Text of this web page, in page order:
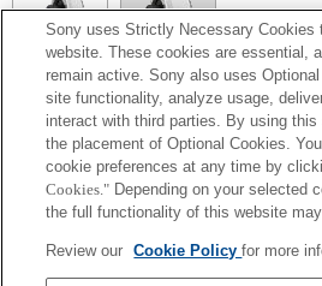
SEL14TC
[镜头补偿：失真] 设置将设定为“自动”
当自动对焦模式设置为除 AF-C 以外的模式
动量很大时，有时在完成对焦后曝光不正确
AEL，即可获得正确的曝光。
Exif 鏡頭名的焦距和最大光圈會以放大倍數
Sony uses Strictly Necessary Cookies
website. These cookies are essential,
remain active. Sony also uses
site functionality, analyze usage,
interact with third parties. By using
the placement of Optional Cookies.
cookie preferences at any time by
Cookies." Depending on your selected
the full functionality of this website
Review our Cookie Policyfor more